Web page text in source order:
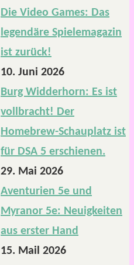
Die Video Games: Das
legendäre Spielemagazin
ist zurück!
10. Juni 2026
Burg Widderhorn: Es ist
vollbracht! Der
Homebrew-Schauplatz ist
für DSA 5 erschienen.
29. Mai 2026
Aventurien 5e und
Myranor 5e: Neuigkeiten
aus erster Hand
15. Mail 2026